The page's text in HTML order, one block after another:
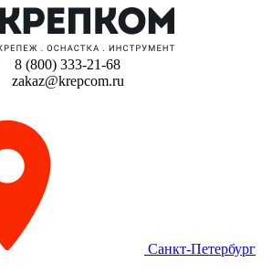
8 (800) 333-21-68
zakaz@krepcom.ru
Санкт-Петербург